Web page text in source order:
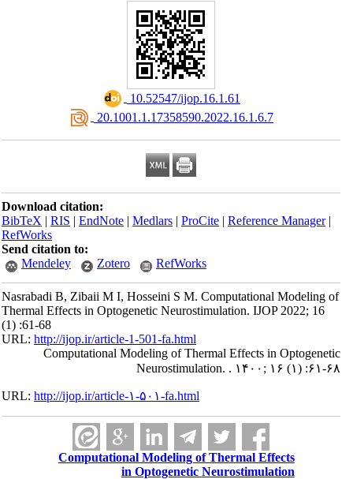
‎ 10.52547/ijop.16.1.61
‎ 20.1001.1.17358590.2022.16.1.6.7
Download citation:
BibTeX|RIS|EndNote|Medlars|ProCite|Reference Manager
RefWorks
Send citation to:
Mendeley
Zotero RefWorks
Nasrabadi B, Zibaii M I, Hosseini S M. Computational Modeling of
Thermal Effects in Optogenetic Neurostimulation. IJOP 2022; 16
(1) :61-68
URL:http://ijop.ir/article-1-501-fa.html
Computational Modeling of Thermal Effects in Optogenetic
Neurostimulation. . ۱۴۰۰; ۱۶ (۱) :۶۱-۶۸
URL:http://ijop.ir/article-۱-۵۰۱-fa.html
Computational Modeling of Thermal Effects
in Optogenetic Neurostimulation